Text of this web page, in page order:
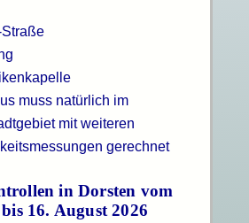
muss natürlich im
mit weiteren
gerechnet
in Dorsten vom
16. August 2026